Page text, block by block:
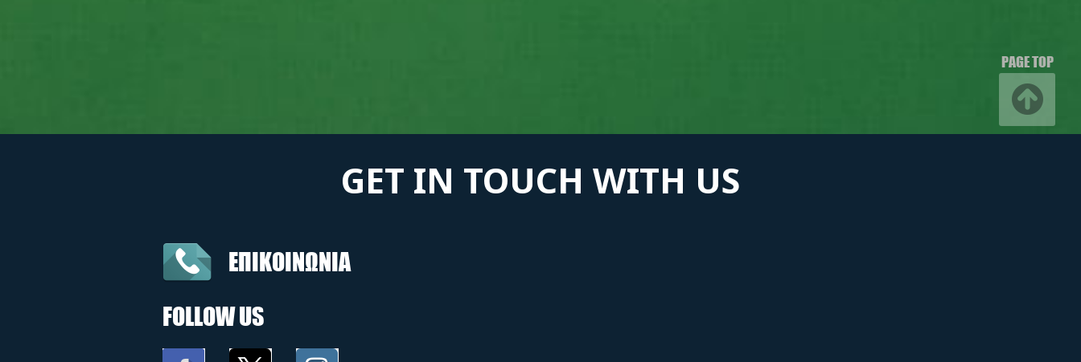
PAGE TOP
GET IN TOUCH WITH US
ΕΠΙΚΟΙΝΩΝΙΑ
FOLLOW US